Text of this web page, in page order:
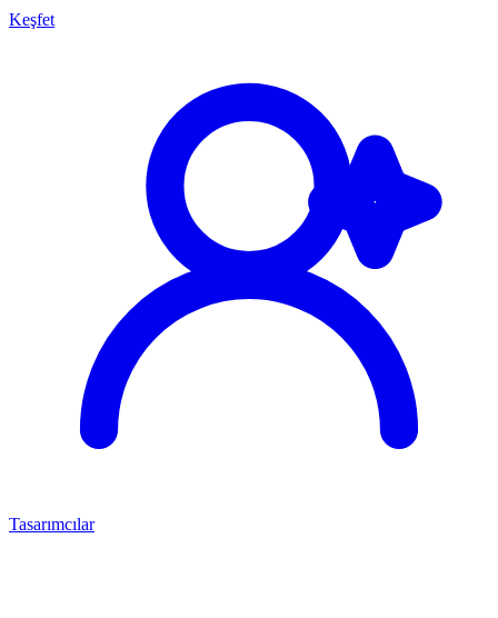
Keşfet
Tasarımcılar